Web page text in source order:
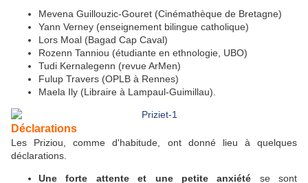
Mevena Guillouzic-Gouret (Cinémathèque de Bretagne)
Yann Verney (enseignement bilingue catholique)
Lors Moal (Bagad Cap Caval)
Rozenn Tanniou (étudiante en ethnologie, UBO)
Tudi Kernalegenn (revue ArMen)
Fulup Travers (OPLB à Rennes)
Maela Ily (Libraire à Lampaul-Guimillau).
Déclarations
Les Priziou, comme d'habitude, ont donné lieu à quelques
déclarations.
Une forte attente et une petite anxiété se sont